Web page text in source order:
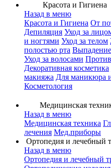
Красота и Гигиена
Назад в меню
Красота и Гигиена От
Депиляция Уход за
и ногтями Уход за телом
полостью рта
Уход за волосами
Декоративная косметика
макияжа Для маникюра
Косметология
Медицинская
Назад в меню
Медицинская техника
лечения Мед.приборы
Ортопедия и лечебный
Назад в меню
Ортопедия и лечебный